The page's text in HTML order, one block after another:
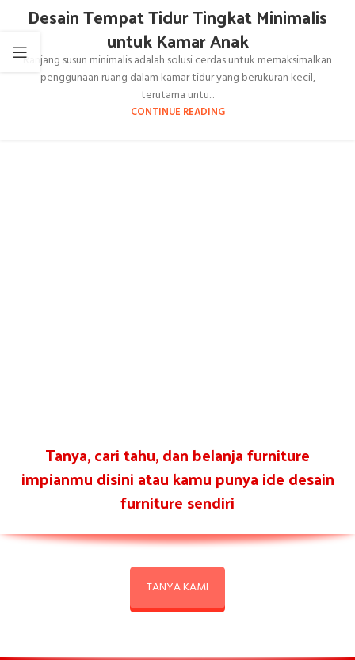
Desain Tempat Tidur Tingkat Minimalis
untuk Kamar Anak
Ranjang susun minimalis adalah solusi cerdas untuk memaksimalkan
penggunaan ruang dalam kamar tidur yang berukuran kecil,
terutama untu...
CONTINUE READING
Tanya, cari tahu, dan belanja furniture
impianmu disini atau kamu punya ide desain
furniture sendiri
TANYA KAMI